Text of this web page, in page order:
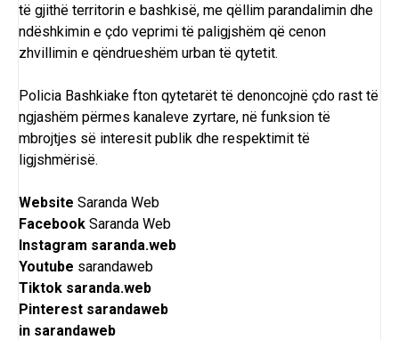
të gjithë territorin e bashkisë, me qëllim parandalimin dhe
ndëshkimin e çdo veprimi të paligjshëm që cenon
zhvillimin e qëndrueshëm urban të qytetit.
Policia Bashkiake fton qytetarët të denoncojnë çdo rast të
ngjashëm përmes kanaleve zyrtare, në funksion të
mbrojtjes së interesit publik dhe respektimit të
ligjshmërisë.
Website Saranda Web
Facebook Saranda Web
Instagram saranda.web
Youtube sarandaweb
Tiktok saranda.web
Pinterest sarandaweb
in sarandaweb